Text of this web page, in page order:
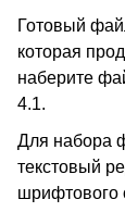
Готовый
которая
наберите
4.1.
Для набора
текстовый
шрифтового